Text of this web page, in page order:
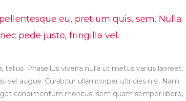
eu, pretium quis, sem. Nulla
pede justo, fringilla vel.
Phasellus viverra nulla ut metus varius laoreet.
vel augue. Curabitur ullamcorper ultricies nisi. Nam
condimentum rhoncus, sem quam semper libero,